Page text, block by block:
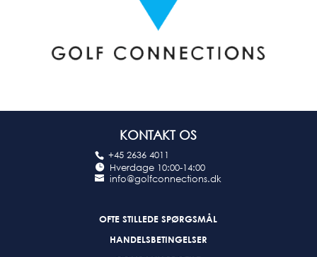
KONTAKT OS
+45 2636 4011
Hverdage 10:00-14:00
info@golfconnections.dk
OFTE STILLEDE SPØRGSMÅL
HANDELSBETINGELSER